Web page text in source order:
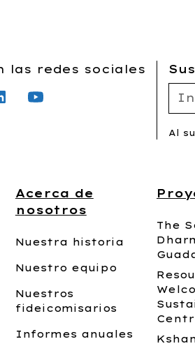
las redes sociales
Al
Acerca de
nosotros
Nuestra historia
Nuestro equipo
Nuestros
fideicomisarios
Informes anuales
The